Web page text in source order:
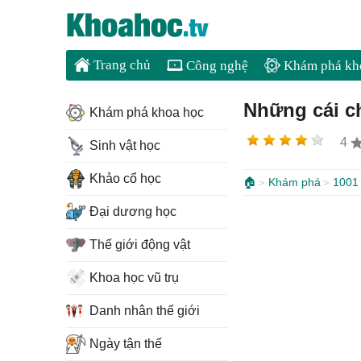
Trang chủ Công nghệ Khám phá
Những cái
4
🏠 Khám phá
Khám phá khoa học
Sinh vật học
Khảo cổ học
Đại dương học
Thế giới động vật
Khoa học vũ trụ
Danh nhân thế giới
Ngày tận thế